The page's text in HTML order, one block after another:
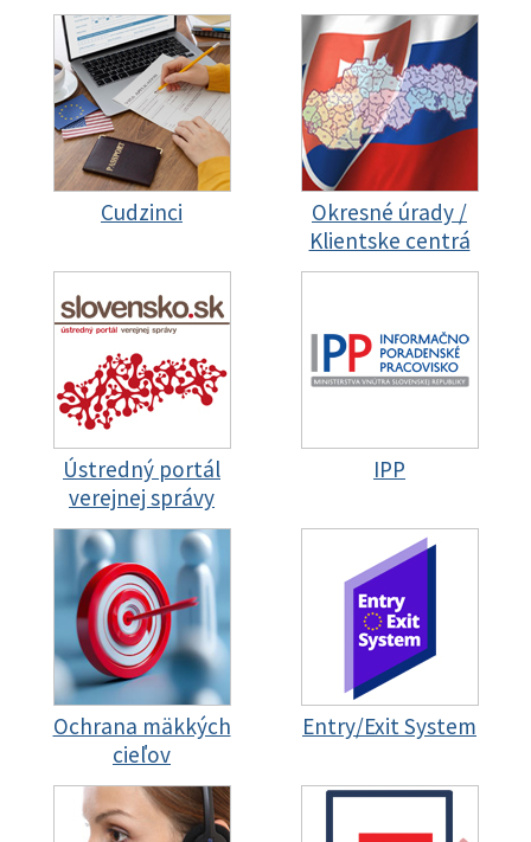
Cudzinci
Okresné úrady /
Klientske centrá
Ústredný portál
verejnej správy
IPP
Ochrana mäkkých
cieľov
Entry/Exit System